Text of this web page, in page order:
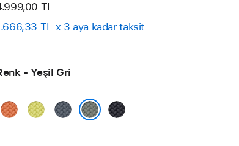
TL
TL x 3 aya kadar taksit
- Yeşil Gri
Zerdeçal
Neon
Demir
Gece Yarısı